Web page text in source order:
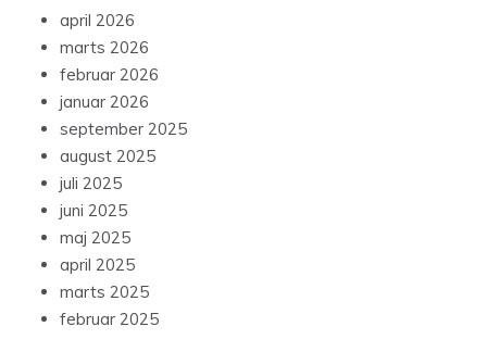
april 2026
marts 2026
februar 2026
januar 2026
september 2025
august 2025
juli 2025
juni 2025
maj 2025
april 2025
marts 2025
februar 2025